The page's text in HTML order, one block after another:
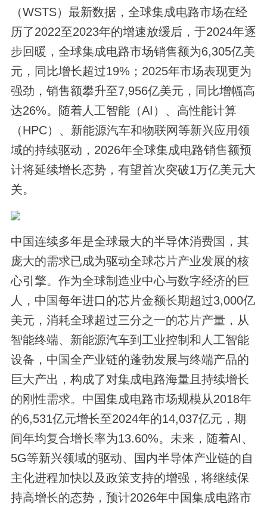
（WSTS）最新数据，全球集成电路市场在经
历了2022至2023年的增速放缓后，于2024年逐
步回暖，全球集成电路市场销售额为6,305亿美
元，同比增长超过19%；2025年市场表现更为
强劲，销售额攀升至7,956亿美元，同比增幅高
达26%。随着人工智能（AI）、高性能计算
（HPC）、新能源汽车和物联网等新兴应用领
域的持续驱动，2026年全球集成电路销售额预
计将延续增长态势，有望首次突破1万亿美元大
关。
中国连续多年是全球最大的半导体消费国，其
庞大的需求已成为驱动全球芯片产业发展的核
心引擎。作为全球制造业中心与数字经济的巨
人，中国每年进口的芯片金额长期超过3,000亿
美元，消耗全球超过三分之一的芯片产量，从
智能终端、新能源汽车到工业控制和人工智能
设备，中国全产业链的蓬勃发展与终端产品的
巨大产出，构成了对集成电路海量且持续增长
的刚性需求。中国集成电路市场规模从2018年
的6,531亿元增长至2024年的14,037亿元，期
间年均复合增长率为13.60%。未来，随着AI、
5G等新兴领域的驱动、国内半导体产业链的自
主化进程加快以及政策支持的增强，将继续保
持高增长的态势，预计2026年中国集成电路市